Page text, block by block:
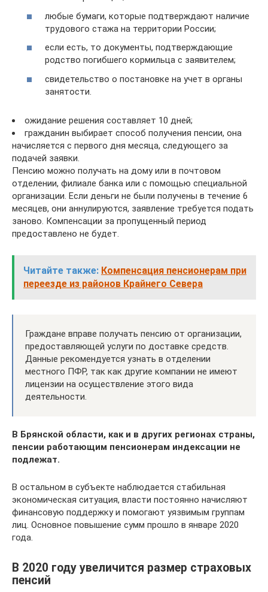
любые бумаги, которые подтверждают наличие
трудового стажа на территории России;
если есть, то документы, подтверждающие
родство погибшего кормильца с заявителем;
свидетельство о постановке на учет в органы
занятости.
ожидание решения составляет 10 дней;
гражданин выбирает способ получения пенсии, она
начисляется с первого дня месяца, следующего за
подачей заявки.
Пенсию можно получать на дому или в почтовом
отделении, филиале банка или с помощью специальной
организации. Если деньги не были получены в течение 6
месяцев, они аннулируются, заявление требуется подать
заново. Компенсации за пропущенный период
предоставлено не будет.
Читайте также: Компенсация пенсионерам при
переезде из районов Крайнего Севера
Граждане вправе получать пенсию от организации,
предоставляющей услуги по доставке средств.
Данные рекомендуется узнать в отделении
местного ПФР, так как другие компании не имеют
лицензии на осуществление этого вида
деятельности.
В Брянской области, как и в других регионах страны,
пенсии работающим пенсионерам индексации не
подлежат.
В остальном в субъекте наблюдается стабильная
экономическая ситуация, власти постоянно начисляют
финансовую поддержку и помогают уязвимым группам
лиц. Основное повышение сумм прошло в январе 2020
года.
В 2020 году увеличится размер страховых
пенсий